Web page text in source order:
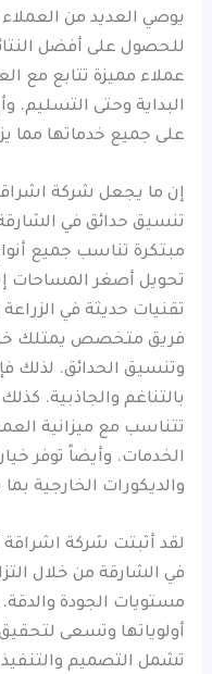
يوصي العديد من
للحصول على أفضل
عملاء مميزة تتابع مع
البداية وحتى التسليم.
على جميع خدماتها مما
إن ما يجعل شركة
تنسيق حدائق في
مبتكرة تناسب جميع
تحويل أصغر المساحات
تقنيات حديثة في
فريق متخصص يمتلك
وتنسيق الحدائق. لذلك
بالتناغم والجاذبية.
تتناسب مع ميزانية
الخدمات. وأيضاً توفر
والديكورات الخارجية
لقد أثبتت شركة
في الشارقة من خلال
مستويات الجودة
أولوياتها وتسعى
تشمل التصميم